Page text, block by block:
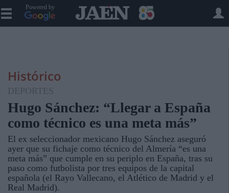
Powered by
Histórico
DEPORTES
Hugo Sánchez: “Llegar a España
como técnico es una meta más”
El ex seleccionador mexicano Hugo Sánchez aseguró
ayer que su fichaje como técnico del Almería “es una
meta más” que cumple en su periplo en España, tras su
paso como futbolista por tres equipos de la capital
española (el Rayo Vallecano, el Atlético de Madrid y el
Real Madrid).